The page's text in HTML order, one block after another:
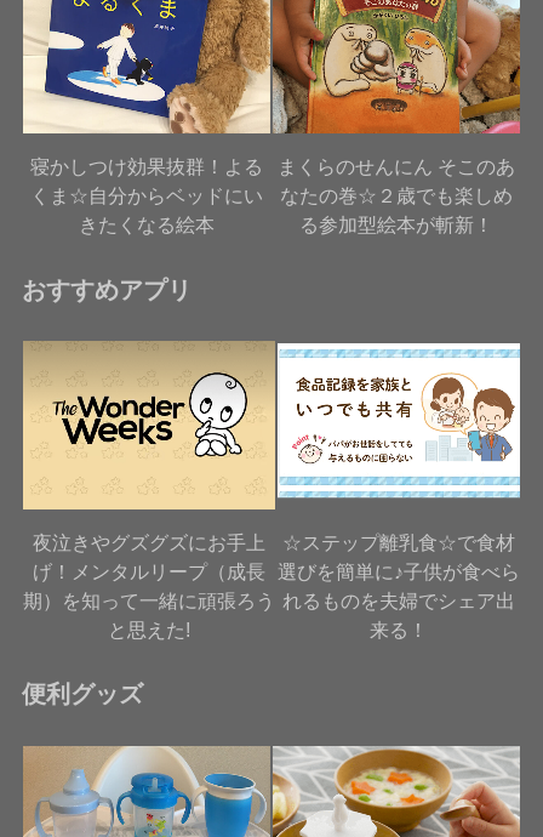
寝かしつけ効果抜群！よる
くま☆自分からベッドにい
きたくなる絵本
まくらのせんにん そこのあ
なたの巻☆２歳でも楽しめ
る参加型絵本が斬新！
おすすめアプリ
夜泣きやグズグズにお手上
げ！メンタルリープ（成長
期）を知って一緒に頑張ろう
と思えた!
☆ステップ離乳食☆で食材
選びを簡単に♪子供が食べら
れるものを夫婦でシェア出
来る！
便利グッズ